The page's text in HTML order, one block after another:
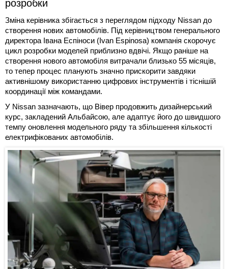
розробки
Зміна керівника збігається з переглядом підходу Nissan до
створення нових автомобілів. Під керівництвом генерального
директора Івана Еспіноси (Ivan Espinosa) компанія скорочує
цикл розробки моделей приблизно вдвічі. Якщо раніше на
створення нового автомобіля витрачали близько 55 місяців,
то тепер процес планують значно прискорити завдяки
активнішому використанню цифрових інструментів і тіснішій
координації між командами.
У Nissan зазначають, що Вівер продовжить дизайнерський
курс, закладений Альбайсою, але адаптує його до швидшого
темпу оновлення модельного ряду та збільшення кількості
електрифікованих автомобілів.